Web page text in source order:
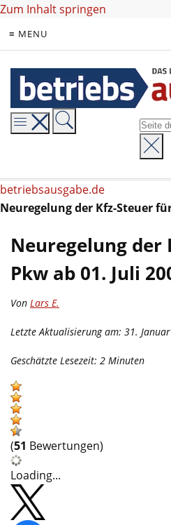
Zum Inhalt springen
≡ MENU
betriebsausgabe.de
Neuregelung der Kfz-Steuer
Neuregelung der
Pkw ab 01. Juli
Von Lars E.
Letzte Aktualisierung am: 31.
Geschätzte Lesezeit: 2 Minuten
(51 Bewertungen)
Loading...